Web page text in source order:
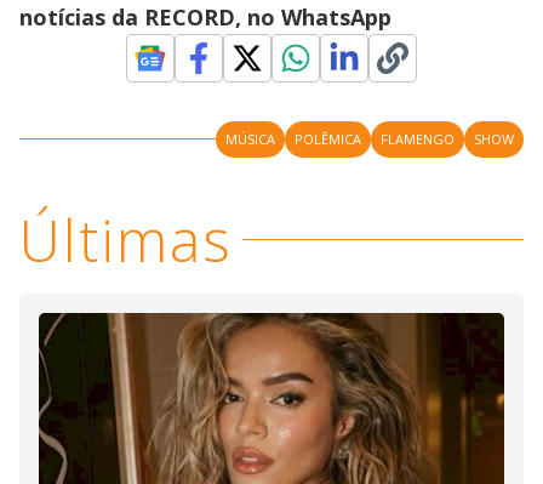
notícias da RECORD, no WhatsApp
MÚSICA POLÊMICA FLAMENGO SHOW
Últimas